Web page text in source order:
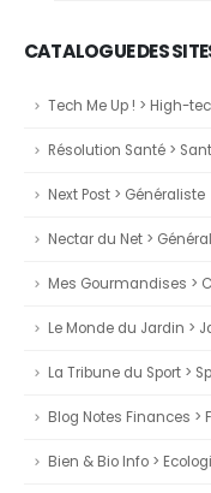
CATALOGUE DES
Tech Me Up ! > High-
Résolution Santé >
Next Post > Généraliste
Nectar du Net >
Mes Gourmandises >
Le Monde du Jardin >
La Tribune du Sport >
Blog Notes Finances
Bien & Bio Info >